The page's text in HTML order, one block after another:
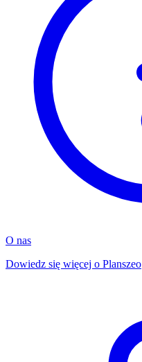
O nas
Dowiedz się więcej o Planszeo